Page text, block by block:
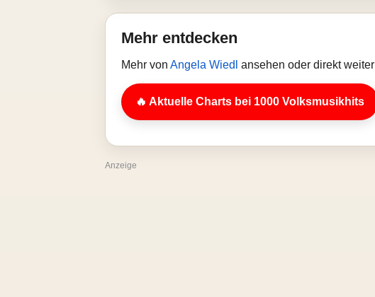
Mehr entdecken
Mehr von Angela Wiedl ansehen oder direkt weiter
🔥 Aktuelle Charts bei 1000 Volksmusikhits
Anzeige